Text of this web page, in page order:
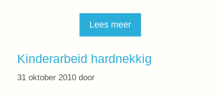
Lees meer
Kinderarbeid hardnekkig
31 oktober 2010 door